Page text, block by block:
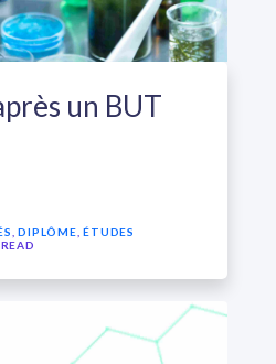
un BUT
,DIPLÔME ,ÉTUDES